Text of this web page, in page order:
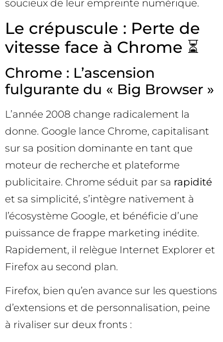
soucieux de leur empreinte numérique.
Le crépuscule : Perte de
vitesse face à Chrome ⏳
Chrome : L’ascension
fulgurante du « Big Browser »
L’année 2008 change radicalement la
donne. Google lance Chrome, capitalisant
sur sa position dominante en tant que
moteur de recherche et plateforme
publicitaire. Chrome séduit par sa rapidité
et sa simplicité, s’intègre nativement à
l’écosystème Google, et bénéficie d’une
puissance de frappe marketing inédite.
Rapidement, il relègue Internet Explorer et
Firefox au second plan.
Firefox, bien qu’en avance sur les questions
d’extensions et de personnalisation, peine
à rivaliser sur deux fronts :